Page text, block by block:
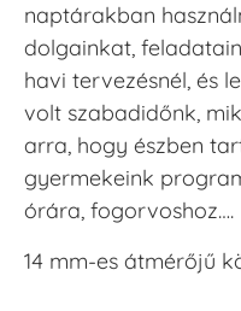
naptárakban
dolgainkat,
havi tervezésnél, és
volt szabadidőnk,
arra, hogy észben
gyermekeink
órára, fogorvoshoz….
14 mm-es átmérőjű